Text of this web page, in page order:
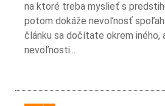
na ktoré treba myslieť s
potom dokáže nevoľnosť
článku sa dočítate okrem iného,
nevoľnosti...